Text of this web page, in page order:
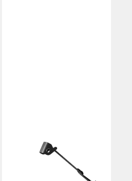
Fangkorb, für Spindelmäher
Comfort 330, Comfort 400,